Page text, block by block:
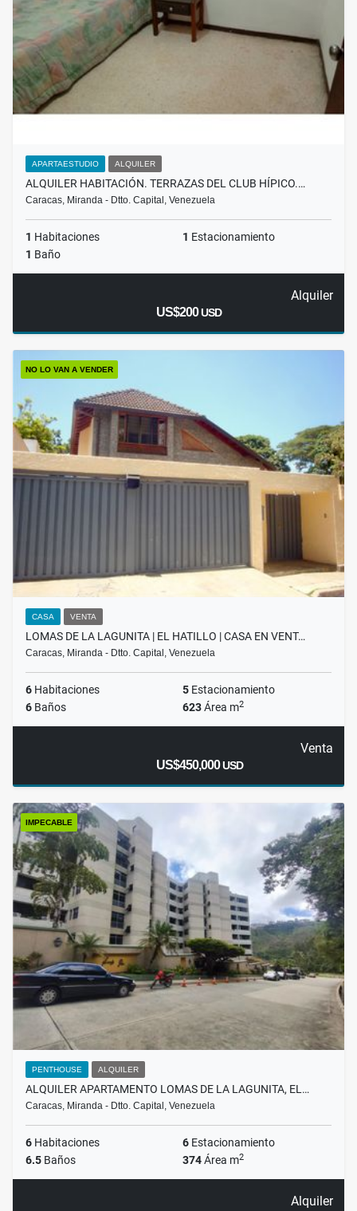
APARTAESTUDIO ALQUILER
ALQUILER HABITACIÓN. TERRAZAS DEL CLUB HÍPICO.…
Caracas, Miranda - Dtto. Capital, Venezuela
1 Habitaciones 1 Estacionamiento
1 Baño
Alquiler
US$200USD
NO LO VAN A VENDER
CASA VENTA
LOMAS DE LA LAGUNITA | EL HATILLO | CASA EN VENT…
Caracas, Miranda - Dtto. Capital, Venezuela
6 Habitaciones 5 Estacionamiento
6 Baños 623Área m2
Venta
US$450,000USD
IMPECABLE
PENTHOUSE ALQUILER
ALQUILER APARTAMENTO LOMAS DE LA LAGUNITA, EL…
Caracas, Miranda - Dtto. Capital, Venezuela
6 Habitaciones 6 Estacionamiento
6.5 Baños 374Área m2
Alquiler